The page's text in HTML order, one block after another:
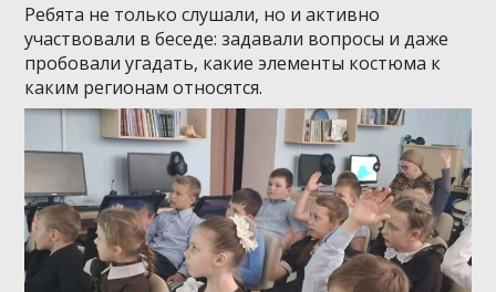
Ребята не только слушали, но и активно
участвовали в беседе: задавали вопросы и даже
пробовали угадать, какие элементы костюма к
каким регионам относятся.